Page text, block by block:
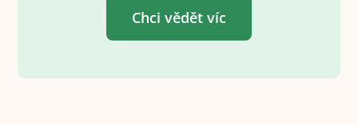
Chci vědět víc